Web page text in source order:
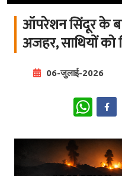
ऑपरेशन सिंदूर के
अजहर, साथियों
06-जुलाई-2026